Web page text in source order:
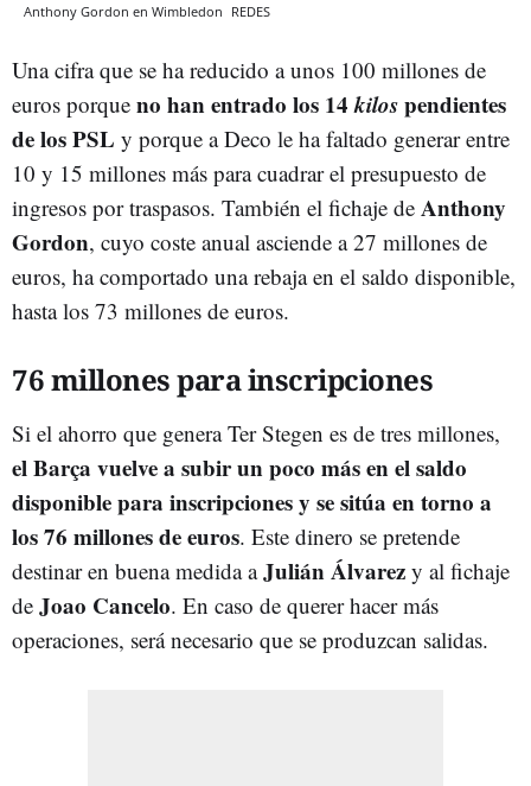
Anthony Gordon en Wimbledon REDES
Una cifra que se ha reducido a unos 100 millones de
euros porque no han entrado los 14kilospendientes
de los PSL y porque a Deco le ha faltado generar entre
10 y 15 millones más para cuadrar el presupuesto de
ingresos por traspasos. También el fichaje de Anthony
Gordon, cuyo coste anual asciende a 27 millones de
euros, ha comportado una rebaja en el saldo disponible,
hasta los 73 millones de euros.
76 millones para inscripciones
Si el ahorro que genera Ter Stegen es de tres millones,
el Barça vuelve a subir un poco más en el saldo
disponible para inscripciones y se sitúa en torno a
los 76 millones de euros. Este dinero se pretende
destinar en buena medida aJuliánÁlvarez y al fichaje
de Joao Cancelo. En caso de querer hacer más
operaciones, será necesario que se produzcan salidas.